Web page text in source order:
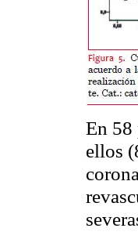
En 58
ellos